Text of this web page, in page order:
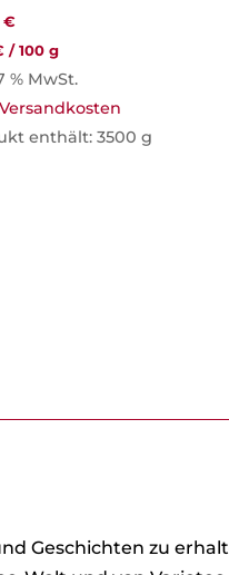
€
/100 g
% MwSt.
Versandkosten
enthält: 3500g
Geschichten zu